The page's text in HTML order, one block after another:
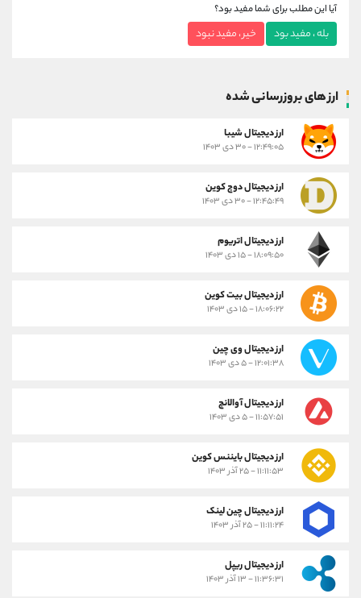
آیا این مطلب برای شما مفید بود؟
بله ، مفید بود خیر ، مفید نبود
ارز های بروزرسانی شده
ارز ديجيتال شیبا
۱۲:۴۹:۰۵ - ۳۰ دی ۱۴۰۳
ارز دیجیتال دوج کوین
۱۲:۴۵:۴۹ - ۳۰ دی ۱۴۰۳
ارز دیجیتال اتریوم
۱۸:۰۹:۵۰ - ۱۵ دی ۱۴۰۳
ارز دیجیتال بیت کوین
۱۸:۰۶:۲۲ - ۱۵ دی ۱۴۰۳
ارز دیجیتال وی چین
۱۲:۰۱:۳۸ - ۵ دی ۱۴۰۳
ارز دیجیتال آوالانچ
۱۱:۵۷:۵۱ - ۵ دی ۱۴۰۳
ارز دیجیتال بایننس کوین
۱۱:۱۱:۵۳ - ۲۵ آذر ۱۴۰۳
ارز دیجیتال چین لینک
۱۱:۱۱:۲۴ - ۲۵ آذر ۱۴۰۳
ارز دیجیتال ریپل
۱۱:۳۶:۳۱ - ۱۳ آذر ۱۴۰۳